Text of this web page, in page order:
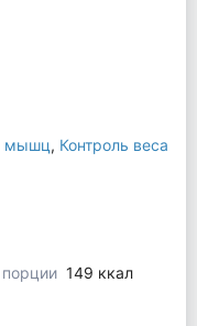
мышц, Контроль веса
порции 149 ккал